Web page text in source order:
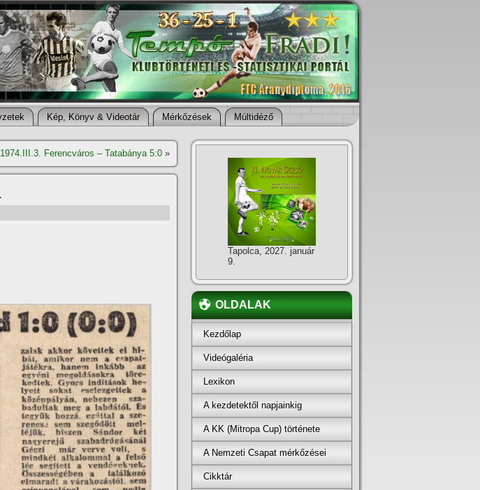
Kép, Könyv & Videotár Mérkőzések Múltidéző
1974.III.3. Ferencváros – Tatabánya 5:0 »
Tapolca, 2027. január
9.
OLDALAK
Kezdőlap
Videógaléria
Lexikon
A kezdetektől napjainkig
A KK (Mitropa Cup) története
A Nemzeti Csapat mérkőzései
Cikktár